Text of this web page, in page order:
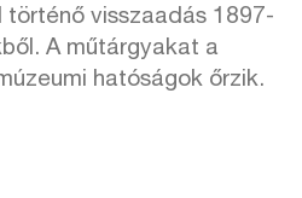
történő visszaadás 1897-
A műtárgyakat a
hatóságok őrzik.